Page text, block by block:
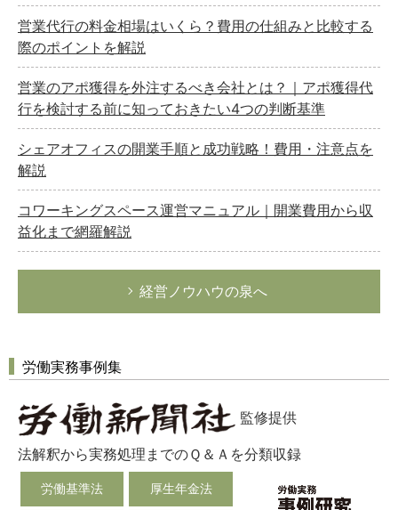
営業代行の料金相場はいくら？費用の仕組みと比較する
際のポイントを解説
営業のアポ獲得を外注するべき会社とは？｜アポ獲得代
行を検討する前に知っておきたい4つの判断基準
シェアオフィスの開業手順と成功戦略！費用・注意点を
解説
コワーキングスペース運営マニュアル｜開業費用から収
益化まで網羅解説
経営ノウハウの泉へ
労働実務事例集
監修提供
法解釈から実務処理までのＱ＆Ａを分類収録
労働基準法 厚生年金法